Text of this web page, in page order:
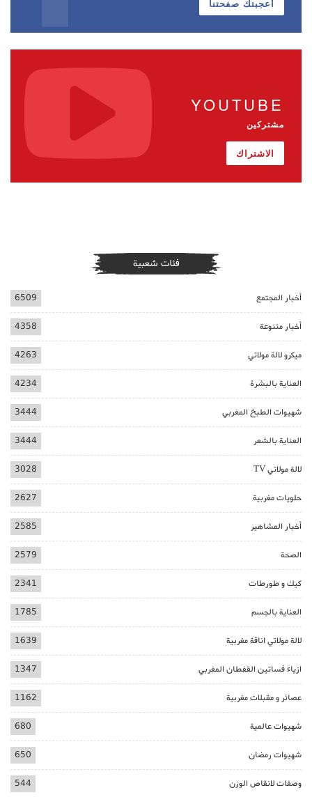
أعجبتك صفحتنا
YOUTUBE
مشتركين
الاشتراك
فئات شعبية
أخبار المجتمع 6509
أخبار متنوعة 4358
ميكرو لالة مولاتي 4263
العناية بالبشرة 4234
شهيوات الطبخ المغربي 3444
العناية بالشعر 3444
لالة مولاتي TV 3028
حلويات مغربية 2627
أخبار المشاهير 2585
الصحة 2579
كيك و طورطات 2341
العناية بالجسم 1785
لالة مولاتي اناقة مغربية 1639
ازياء فساتين القفطان المغربي 1347
عصائر و مقبلات مغربية 1162
شهيوات عالمية 680
شهيوات رمضان 650
وصفات لانقاص الوزن 544